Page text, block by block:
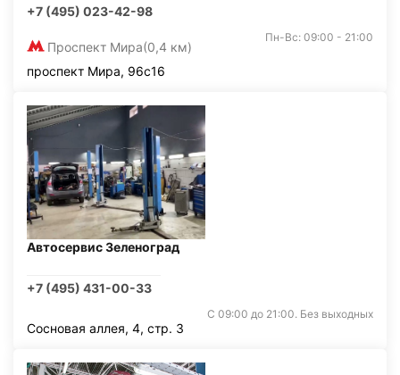
+7 (495) 023-42-98
Проспект Мира(0,4 км)
Пн-Вс: 09:00 - 21:00
проспект Мира, 96с16
Автосервис Зеленоград
+7 (495) 431-00-33
С 09:00 до 21:00. Без выходных
Сосновая аллея, 4, стр. 3